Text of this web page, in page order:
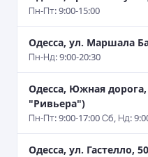
Пн-Пт: 9:00-15:00
Одесса, ул. Маршала
Пн-Нд: 9:00-20:30
Одесса, Южная
"Ривьера")
Пн-Пт: 9:00-17:00 Сб, Нд:
Одесса, ул. Гастелло, 50